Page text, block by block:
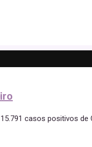
casos positivos de